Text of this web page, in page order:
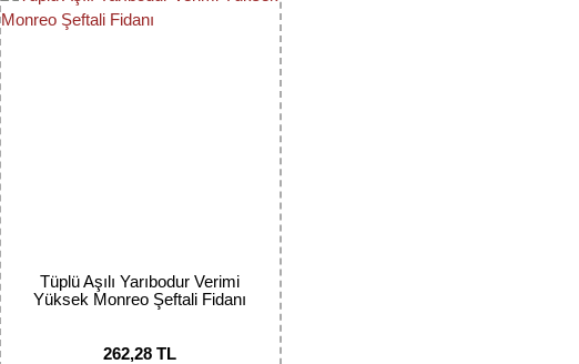
Tüplü Aşılı Yarıbodur Verimi
Yüksek Monreo Şeftali Fidanı
262,28 TL